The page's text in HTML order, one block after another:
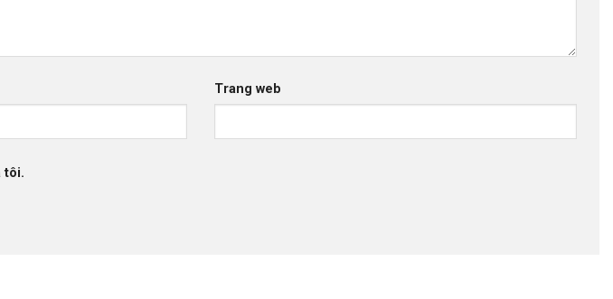
Trang web
tôi.